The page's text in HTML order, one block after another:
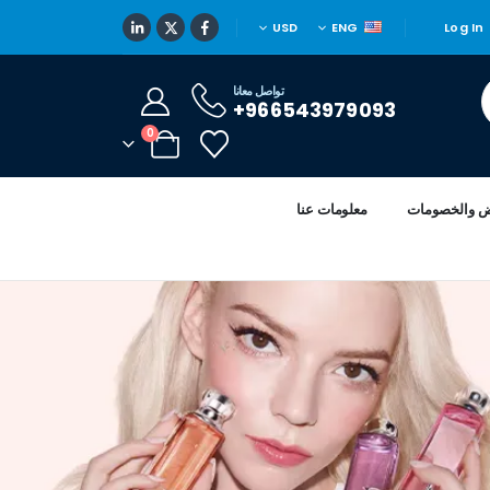
Log In
ENG
USD
تواصل معانا
966543979093+
0
والخصومات معلومات عنا